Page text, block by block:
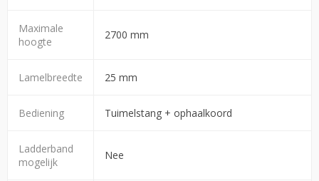
Maximale
hoogte
2700 mm
Lamelbreedte 25 mm
Bediening Tuimelstang + ophaalkoord
Ladderband
mogelijk
Nee